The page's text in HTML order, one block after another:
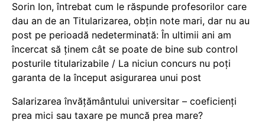
Sorin Ion, întrebat cum le răspunde profesorilor care
dau an de an Titularizarea, obțin note mari, dar nu au
post pe perioadă nedeterminată: În ultimii ani am
încercat să ținem cât se poate de bine sub control
posturile titularizabile / La niciun concurs nu poți
garanta de la început asigurarea unui post
Salarizarea învățământului universitar – coeficienți
prea mici sau taxare pe muncă prea mare?